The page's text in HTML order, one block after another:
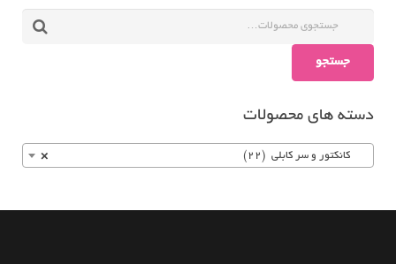
جستجو
دسته های محصولات
× کانکتور و سر کابلی (22)